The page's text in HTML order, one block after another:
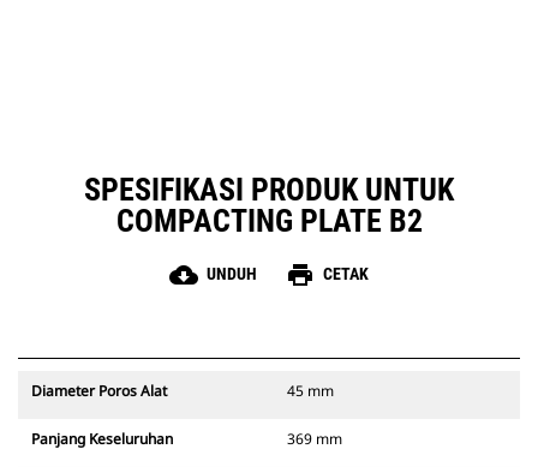
SPESIFIKASI PRODUK UNTUK
COMPACTING PLATE B2
cloud_download UNDUH print CETAK
Diameter Poros Alat 45 mm
Panjang Keseluruhan 369 mm